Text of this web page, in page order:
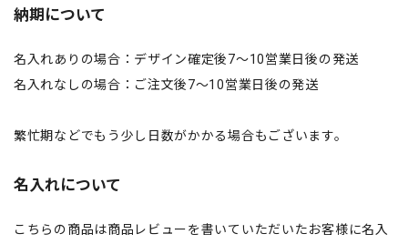
納期について
名入れありの場合：デザイン確定後7～10営業日後の発送
名入れなしの場合：ご注文後7～10営業日後の発送
繁忙期などでもう少し日数がかかる場合もございます。
名入れについて
こちらの商品は商品レビューを書いていただいたお客様に名入